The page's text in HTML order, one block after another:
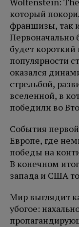
который
франшизы, так
Первоначально
будет
популярности
оказался
стрельбой,
вселенной, в
победили во
События первой
Европе, где
победы на
В конечном
запада и США
Мир выглядит
убогое: